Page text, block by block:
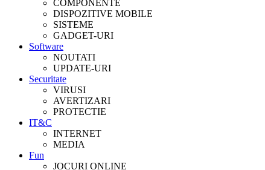
COMPONENTE
DISPOZITIVE MOBILE
SISTEME
GADGET-URI
Software
NOUTATI
UPDATE-URI
Securitate
VIRUSI
AVERTIZARI
PROTECTIE
IT&C
INTERNET
MEDIA
Fun
JOCURI ONLINE